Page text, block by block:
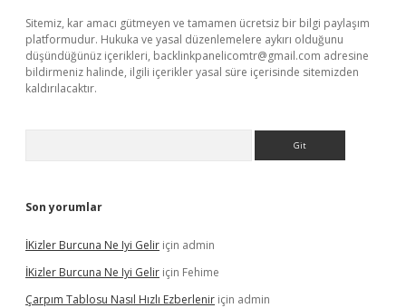
Sitemiz, kar amacı gütmeyen ve tamamen ücretsiz bir bilgi paylaşım
platformudur. Hukuka ve yasal düzenlemelere aykırı olduğunu
düşündüğünüz içerikleri, backlinkpanelicomtr@gmail.com adresine
bildirmeniz halinde, ilgili içerikler yasal süre içerisinde sitemizden
kaldırılacaktır.
Son yorumlar
İKizler Burcuna Ne Iyi Gelir için admin
İKizler Burcuna Ne Iyi Gelir için Fehime
Çarpım Tablosu Nasıl Hızlı Ezberlenir için admin